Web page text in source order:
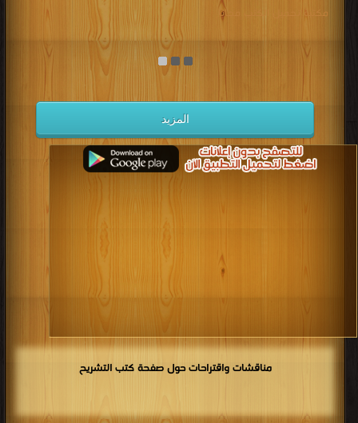
مكتبة تحميل الكتب مجانا
المزيد
مناقشات واقتراحات حول صفحة كتب التشريح